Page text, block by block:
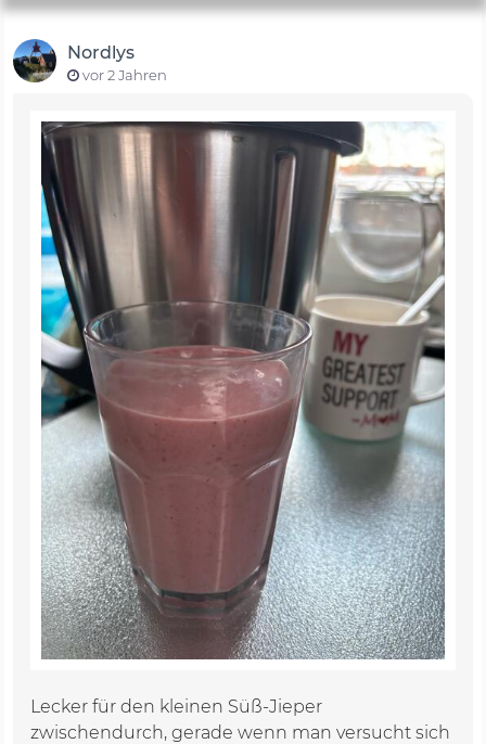
Nordlys
vor 2 Jahren
Lecker für den kleinen Süß-Jieper
zwischendurch, gerade wenn man versucht sich